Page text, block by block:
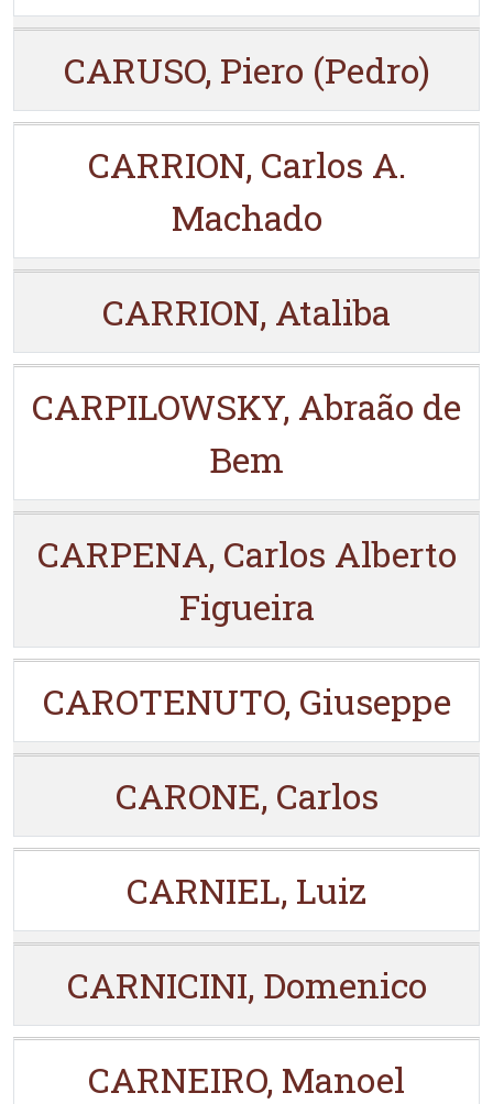
CARUSO, Piero (Pedro)
CARRION, Carlos A.
Machado
CARRION, Ataliba
CARPILOWSKY, Abraão de
Bem
CARPENA, Carlos Alberto
Figueira
CAROTENUTO, Giuseppe
CARONE, Carlos
CARNIEL, Luiz
CARNICINI, Domenico
CARNEIRO, Manoel